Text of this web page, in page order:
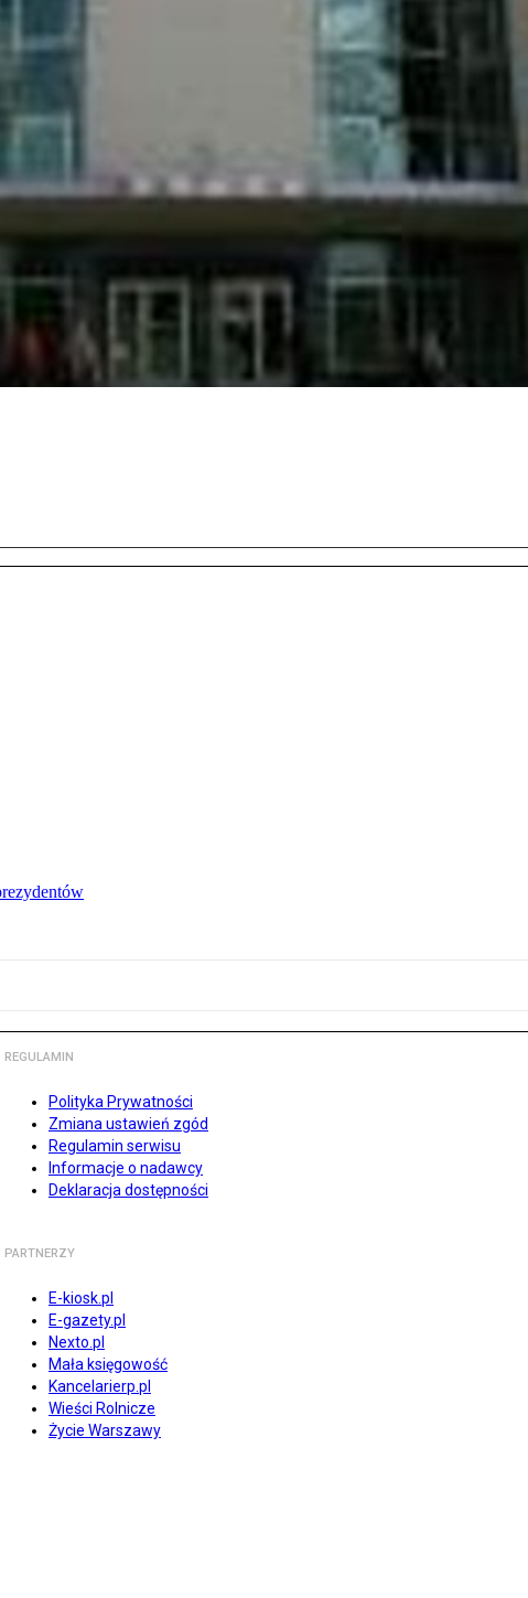
REGULAMIN
Polityka Prywatności
Zmiana ustawień zgód
Regulamin serwisu
Informacje o nadawcy
Deklaracja dostępności
PARTNERZY
E-kiosk.pl
E-gazety.pl
Nexto.pl
Mała księgowość
Kancelarierp.pl
Wieści Rolnicze
Życie Warszawy